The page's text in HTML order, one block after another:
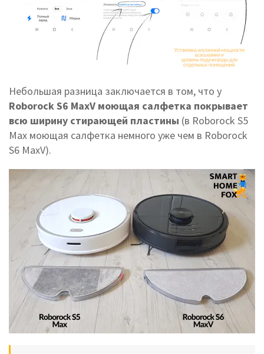
Небольшая разница заключается в том, что у
Roborock S6 MaxV моющая салфетка покрывает
всю ширину стирающей пластины (в Roborock S5
Max моющая салфетка немного уже чем в Roborock
S6 MaxV).